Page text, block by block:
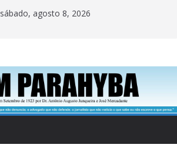
sábado, agosto 8, 2026